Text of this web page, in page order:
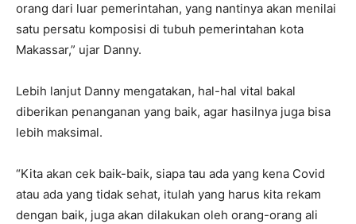
orang dari luar pemerintahan, yang nantinya akan menilai
satu persatu komposisi di tubuh pemerintahan kota
Makassar,” ujar Danny.
Lebih lanjut Danny mengatakan, hal-hal vital bakal
diberikan penanganan yang baik, agar hasilnya juga bisa
lebih maksimal.
“Kita akan cek baik-baik, siapa tau ada yang kena Covid
atau ada yang tidak sehat, itulah yang harus kita rekam
dengan baik, juga akan dilakukan oleh orang-orang ali